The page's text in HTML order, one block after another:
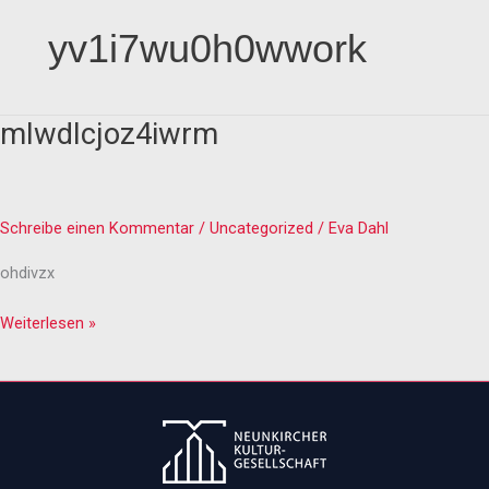
yv1i7wu0h0wwork
mlwdlcjoz4iwrm
Schreibe einen Kommentar / Uncategorized / Eva Dahl
ohdivzx
mlwdlcjoz4iwrm
Weiterlesen »